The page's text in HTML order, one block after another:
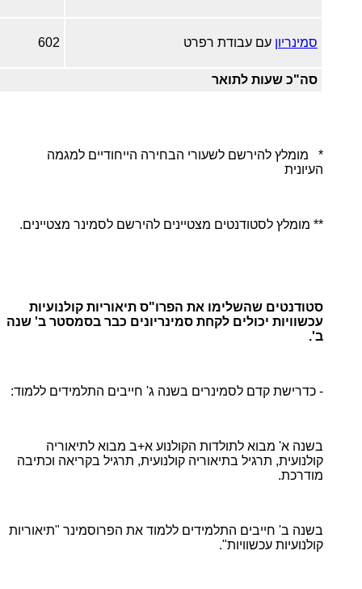
סמינריון עם עבודת רפרט 602
סה"כ שעות לתואר
* מומלץ להירשם לשעורי הבחירה הייחודיים למגמה
העיונית
** מומלץ לסטודנטים מצטיינים להירשם לסמינר מצטיינים.
סטודנטים שהשלימו את הפרו"ס תיאוריות קולנועיות
עכשוויות יכולים לקחת סמינריונים כבר בסמסטר ב' שנה
ב'.
- כדרישת קדם לסמינרים בשנה ג' חייבים התלמידים ללמוד:
בשנה א' מבוא לתולדות הקולנוע א+ב מבוא לתיאוריה
קולנועית, תרגיל בתיאוריה קולנועית, תרגיל בקריאה וכתיבה
מודרכת.
בשנה ב' חייבים התלמידים ללמוד את הפרוסמינר "תיאוריות
קולנועיות עכשוויות".